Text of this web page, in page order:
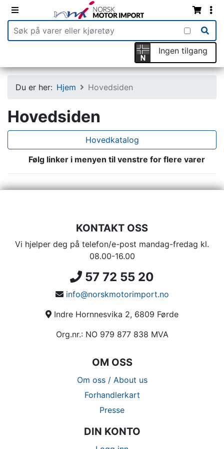
Ingen tilgang
Du er her: Hjem Hovedsiden
Hovedsiden
Hovedkatalog
Følg linker i menyen til venstre for flere varer
KONTAKT OSS
Vi hjelper deg på telefon/e-post mandag-fredag kl.
08.00-16.00
57 72 55 20
info@norskmotorimport.no
Indre Hornnesvika 2, 6809 Førde
Org.nr.: NO 979 877 838 MVA
OM OSS
Om oss / About us
Forhandlerkart
Presse
DIN KONTO